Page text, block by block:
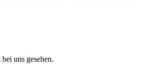
uns gesehen.